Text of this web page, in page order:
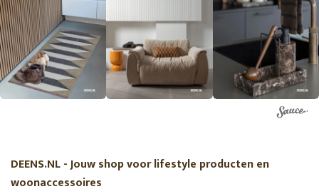
DEENS.NL - Jouw shop voor lifestyle producten en
woonaccessoires